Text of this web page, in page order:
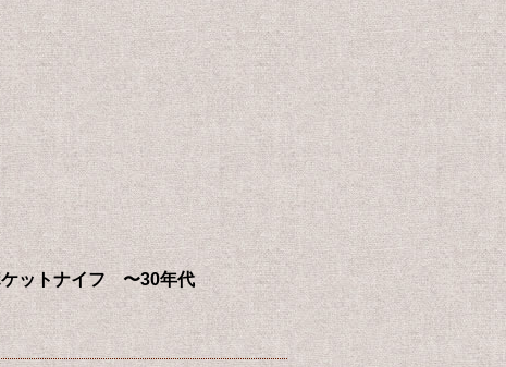
ットナイフ 〜30年代